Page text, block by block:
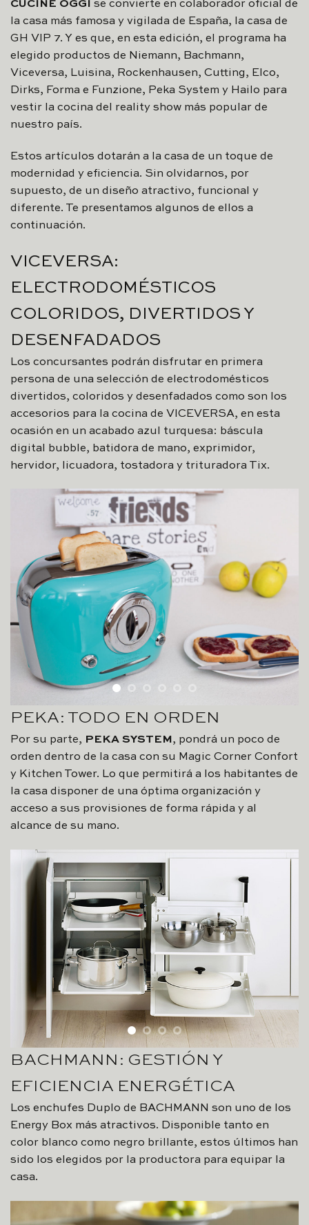
CUCINE OGGI
se convierte en colaborador oficial de
la casa más famosa y vigilada de España, la casa de
GH VIP 7. Y es que, en esta edición, el programa ha
elegido productos de Niemann, Bachmann,
Viceversa, Luisina, Rockenhausen, Cutting, Elco,
Dirks, Forma e Funzione, Peka System y Hailo para
vestir la cocina del reality show más popular de
nuestro país.
Estos artículos dotarán a la casa de un toque de
modernidad y eficiencia. Sin olvidarnos, por
supuesto, de un diseño atractivo, funcional y
diferente. Te presentamos algunos de ellos a
continuación.
VICEVERSA:
ELECTRODOMÉSTICOS
COLORIDOS, DIVERTIDOS Y
DESENFADADOS
Los concursantes podrán disfrutar en primera
persona de una selección de electrodomésticos
divertidos, coloridos y desenfadados como son los
accesorios para la cocina de VICEVERSA, en esta
ocasión en un acabado azul turquesa: báscula
digital bubble, batidora de mano, exprimidor,
hervidor, licuadora, tostadora y trituradora Tix.
PEKA: TODO EN ORDEN
Por su parte, PEKA SYSTEM , pondrá un poco de
orden dentro de la casa con su Magic Corner Confort
y Kitchen Tower. Lo que permitirá a los habitantes de
la casa disponer de una óptima organización y
acceso a sus provisiones de forma rápida y al
alcance de su mano.
BACHMANN: GESTIÓN Y
EFICIENCIA ENERGÉTICA
Los enchufes Duplo de BACHMANN son uno de los
Energy Box más atractivos. Disponible tanto en
color blanco como negro brillante, estos últimos han
sido los elegidos por la productora para equipar la
casa.